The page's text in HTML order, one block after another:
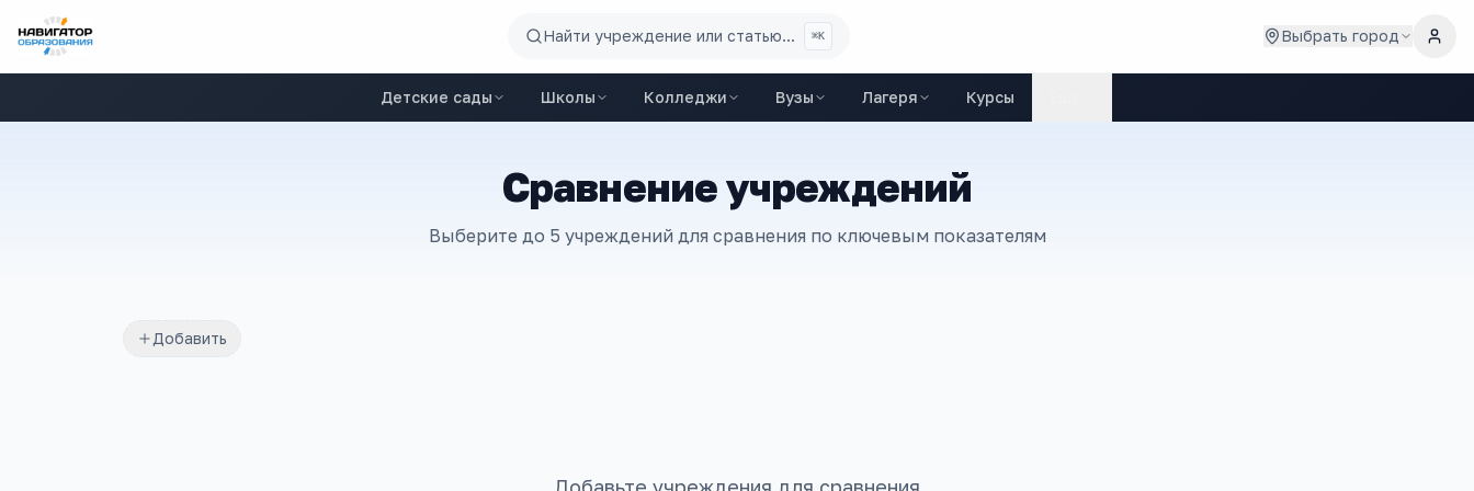
Найти учреждение или статью... ⌘K Выбрать город
Детские сады Школы Колледжи Вузы Лагеря Курсы
Сравнение учреждений
Выберите до 5 учреждений для сравнения по ключевым показателям
Добавить